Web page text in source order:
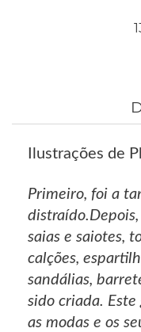
Ilustrações de
Primeiro, foi a
saias e saiotes,
calções,
sandálias,
sido criada.
as modas e os